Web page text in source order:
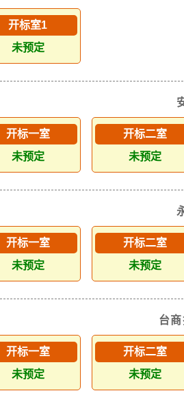
开标室1
未预定
开标一室
未预定
开标二室
未预定
开标一室
未预定
开标二室
未预定
台
开标一室
未预定
开标二室
未预定